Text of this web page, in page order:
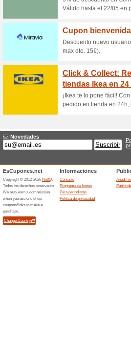
Estores desde
20 % de
51% ha
¡Aprovecha la
día con hasta